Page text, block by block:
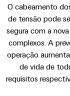
energia
(ESS)
de
ferro
Soluções
modernas
redes
DC
5G
Single
para
entrada
de
cabos
Cabo
de
de
digital
Linha
Conexel
by
Locais
de
gestão
e
Destaques
Vídeo
Réguas
O cabeamento
de tensão pode
segura com a
complexos. A
operação
de vida de
requisitos